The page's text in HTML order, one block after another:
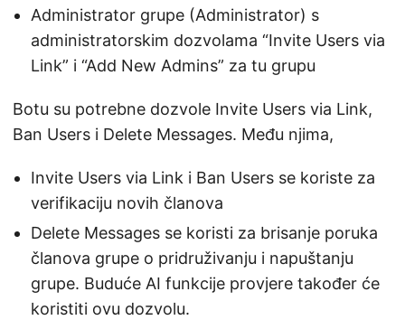
Administrator grupe (Administrator) s
administratorskim dozvolama “Invite Users via
Link” i “Add New Admins” za tu grupu
Botu su potrebne dozvole Invite Users via Link,
Ban Users i Delete Messages. Među njima,
Invite Users via Link i Ban Users se koriste za
verifikaciju novih članova
Delete Messages se koristi za brisanje poruka
članova grupe o pridruživanju i napuštanju
grupe. Buduće AI funkcije provjere također će
koristiti ovu dozvolu.